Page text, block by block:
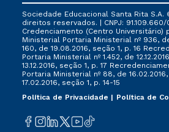
FIES, Prouni e outros programas
não se acumula com nenhuma
ofertada pela Instituição.
Sociedade Educacional Santa Rita
direitos reservados. | CNPJ: 91.109.660/
Credenciamento (Centro Universitário)
Ministerial Portaria Ministerial nº 936, de
160, de 19.08.2016, seção 1, p. 16
Portaria Ministerial nº 1.452, de
13.12.2016, seção 1, p. 17
Portaria Ministerial nº 88, de 16.02.2016,
17.02.2016, seção 1, p. 14-15
Política de Privacidade
Política de